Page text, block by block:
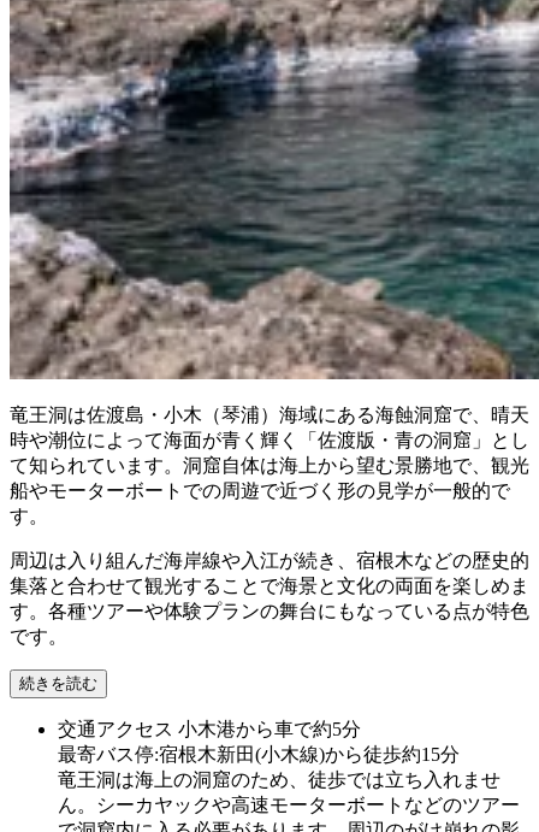
竜王洞は佐渡島・小木（琴浦）海域にある海蝕洞窟で、晴天
時や潮位によって海面が青く輝く「佐渡版・青の洞窟」とし
て知られています。洞窟自体は海上から望む景勝地で、観光
船やモーターボートでの周遊で近づく形の見学が一般的で
す。
周辺は入り組んだ海岸線や入江が続き、宿根木などの歴史的
集落と合わせて観光することで海景と文化の両面を楽しめま
す。各種ツアーや体験プランの舞台にもなっている点が特色
です。
続きを読む
交通アクセス 小木港から車で約5分
最寄バス停:宿根木新田(小木線)から徒歩約15分
竜王洞は海上の洞窟のため、徒歩では立ち入れませ
ん。シーカヤックや高速モーターボートなどのツアー